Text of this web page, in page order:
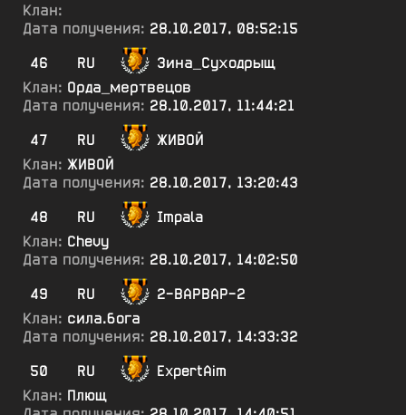
Клан:
Дата получения: 28.10.2017, 08:52:15
46
RU
Зина_Суходрыщ
Клан: Орда_мертвецов
Дата получения: 28.10.2017, 11:44:21
47
RU
ЖИВОЙ
Клан: ЖИВОЙ
Дата получения: 28.10.2017, 13:20:43
48
RU
Impala
Клан: Chevy
Дата получения: 28.10.2017, 14:02:50
49
RU
2-ВАРВАР-2
Клан: сила.бога
Дата получения: 28.10.2017, 14:33:32
50
RU
ExpertAim
Клан: Плющ